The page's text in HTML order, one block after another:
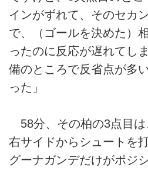
インがずれて、そのセカ
で、（ゴールを決めた）
ったのに反応が遅れてし
備のところで反省点が多
った」
58分、その柏の3点目は
右サイドからシュートを
グーナガンデだけがポジ